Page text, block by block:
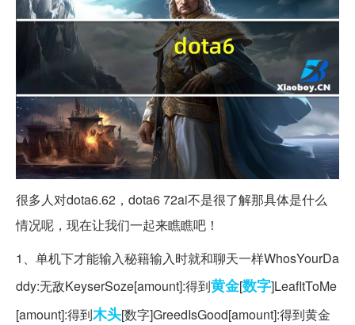
很多人对dota6.62，dota6 72ai不是很了解那具体是什么
情况呢，现在让我们一起来瞧瞧吧！
1、单机下才能输入秘籍输入时就和聊天一样WhosYourDa
ddy:无敌KeyserSoze[amount]:得到黄金[数字]LeafItToMe
[amount]:得到木头[数字]GreedIsGood[amount]:得到黄金